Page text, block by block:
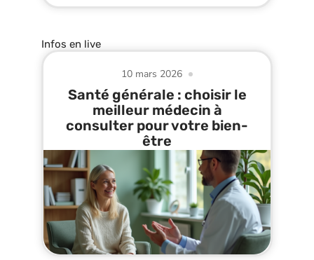
Infos en live
10 mars 2026
Santé générale : choisir le
meilleur médecin à
consulter pour votre bien-
être